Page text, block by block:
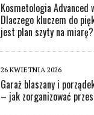
Kosmetologia Advanced
Dlaczego kluczem do
jest plan szyty na miarę?
26 KWIETNIA 2026
Garaż blaszany i
– jak zorganizować